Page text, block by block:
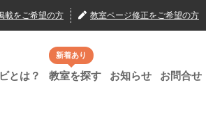
載をご希望の方 教室ページ修正をご希望の方
とは？
新着あり
教室を探す お知らせ お問合せ